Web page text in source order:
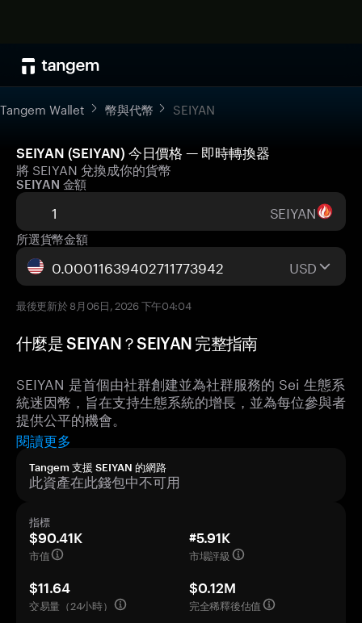
Tangem Wallet 幣與代幣 SEIYAN
SEIYAN (SEIYAN) 今日價格 — 即時轉換器
將 SEIYAN 兌換成你的貨幣
SEIYAN 金額
SEIYAN
所選貨幣金額
USD
最後更新於 8月06日, 2026 下午04:04
什麼是 SEIYAN？SEIYAN 完整指南
SEIYAN 是首個由社群創建並為社群服務的 Sei 生態系
統迷因幣，旨在支持生態系統的增長，並為每位參與者
提供公平的機會。
閱讀更多
Tangem 支援 SEIYAN 的網路
此資產在此錢包中不可用
指標
$90.41K
市值
#5.91K
市場評級
$11.64
交易量（24小時）
$0.12M
完全稀釋後估值